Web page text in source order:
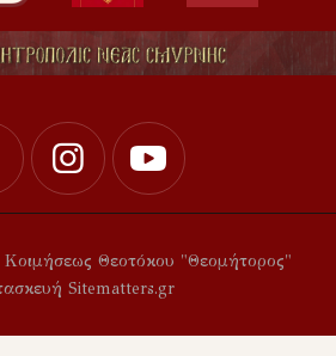
Θεοτόκου "Θεομήτορος"
Sitematters.gr